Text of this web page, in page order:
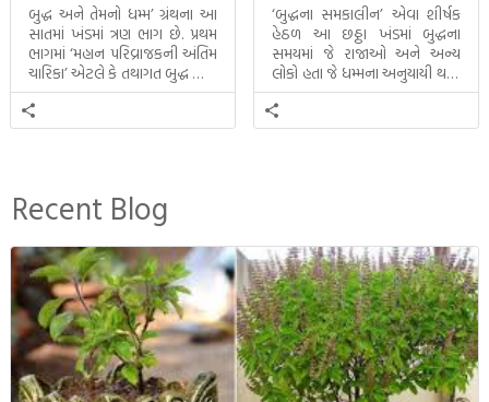
બુદ્ધ અને તેમનો ધમ્મ’ ગ્રંથના આ
સાતમાં ખંડમાં ત્રણ ભાગ છે. પ્રથમ
ભાગમાં ‘મહાન પરિવ્રાજકની અંતિમ
ચારિકા’ એટલે કે તથાગત બુદ્ધ સાથે
સતત પરિભ્રમણ કરતા સહચારીઓ
સાથે ફરી એકવારની
મુલાકાત, બીજા ભાગમાં તથાગતે
ઉત્તરાધિકારી તરીકે સ્થાપે છે તે
દૃશ્યો અંકિત થયાં છે. ટૂંકમાં બુદ્ધનાં
જીવનના અંતિમ દિવસોની યાત્રાનો
પરિપાક જોવા મળે […]
‘બુદ્ધના સમકાલીન’ એવા શીર્ષક
હેઠળ આ છઠ્ઠા ખંડમાં બુદ્ધના
સમયમાં જે રાજાઓ અને અન્ય
લોકો હતા જે ધમ્મના અનુયાયી થયા.
તેમનો અને બુદ્ધ વચ્ચે થયેલો
સત્સંગ વીશે જાણકારી મળે છે.
Recent Blog